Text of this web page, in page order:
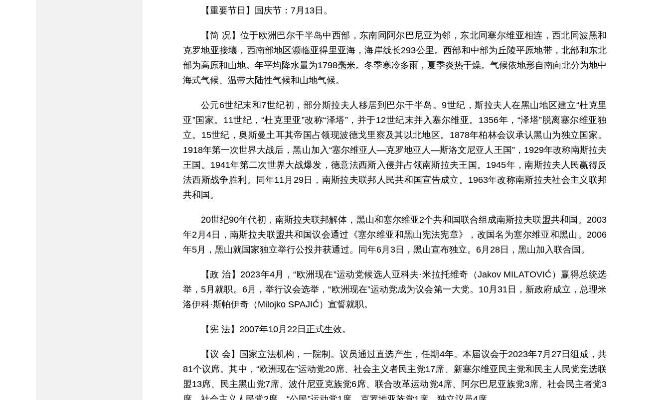
【重要节日】国庆节：7月13日。
【简 况】位于欧洲巴尔干半岛中西部，东南同阿尔巴尼亚为邻，东北同塞尔维亚相连，西北同波黑和
克罗地亚接壤，西南部地区濒临亚得里亚海，海岸线长293公里。西部和中部为丘陵平原地带，北部和东北
部为高原和山地。年平均降水量为1798毫米。冬季寒冷多雨，夏季炎热干燥。气候依地形自南向北分为地中
海式气候、温带大陆性气候和山地气候。
公元6世纪末和7世纪初，部分斯拉夫人移居到巴尔干半岛。9世纪，斯拉夫人在黑山地区建立“杜克里
亚”国家。11世纪，“杜克里亚”改称“泽塔”，并于12世纪末并入塞尔维亚。1356年，“泽塔”脱离塞尔维亚独
立。15世纪，奥斯曼土耳其帝国占领现波德戈里察及其以北地区。1878年柏林会议承认黑山为独立国家。
1918年第一次世界大战后，黑山加入“塞尔维亚人—克罗地亚人—斯洛文尼亚人王国”，1929年改称南斯拉夫
王国。1941年第二次世界大战爆发，德意法西斯入侵并占领南斯拉夫王国。1945年，南斯拉夫人民赢得反
法西斯战争胜利。同年11月29日，南斯拉夫联邦人民共和国宣告成立。1963年改称南斯拉夫社会主义联邦
共和国。
20世纪90年代初，南斯拉夫联邦解体，黑山和塞尔维亚2个共和国联合组成南斯拉夫联盟共和国。2003
年2月4日，南斯拉夫联盟共和国议会通过《塞尔维亚和黑山宪法宪章》，改国名为塞尔维亚和黑山。2006
年5月，黑山就国家独立举行公投并获通过。同年6月3日，黑山宣布独立。6月28日，黑山加入联合国。
【政 治】2023年4月，“欧洲现在”运动党候选人亚科夫·米拉托维奇（Jakov MILATOVIĆ）赢得总统选
举，5月就职。6月，举行议会选举，“欧洲现在”运动党成为议会第一大党。10月31日，新政府成立，总理米
洛伊科·斯帕伊奇（Milojko SPAJIĆ）宣誓就职。
【宪 法】2007年10月22日正式生效。
【议 会】国家立法机构，一院制。议员通过直选产生，任期4年。本届议会于2023年7月27日组成，共
81个议席。其中，“欧洲现在”运动党20席、社会主义者民主党17席、新塞尔维亚民主党和民主人民党竞选联
盟13席、民主黑山党7席、波什尼亚克族党6席、联合改革运动党4席、阿尔巴尼亚族党3席、社会民主者党3